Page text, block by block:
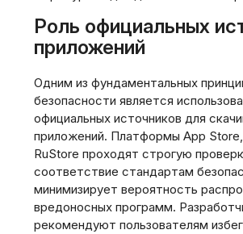
Роль официальных
приложений
Одним из фундаментальных
безопасности является
официальных источников для
приложений. Платформы App
RuStore проходят строгую
соответствие стандартам
минимизирует вероятность
вредоносных программ.
рекомендуют пользователям